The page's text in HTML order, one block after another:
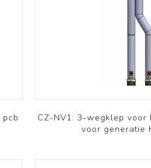
CZ-NV1: 3-wegklep voor
voor generatie